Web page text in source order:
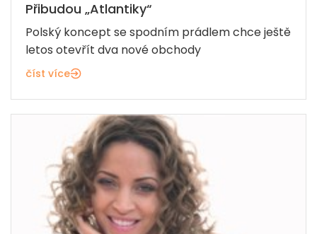
Přibudou „Atlantiky“
Polský koncept se spodním prádlem chce ještě
letos otevřít dva nové obchody
číst více